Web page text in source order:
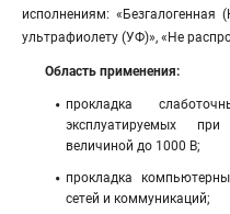
исполнениям: «Безгалогенная
ультрафиолету (УФ)», «Не
Область применения:
прокладка
эксплуатируемых
величиной до 1000 В;
прокладка
сетей и коммуникаций;